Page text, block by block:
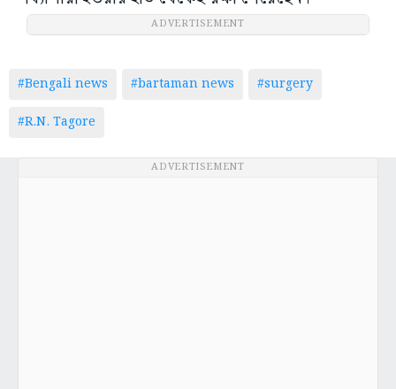
ADVERTISEMENT
#Bengali news #bartaman news
#surgery
#R.N. Tagore
ADVERTISEMENT